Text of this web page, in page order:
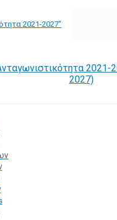
2021-2027”
2027)